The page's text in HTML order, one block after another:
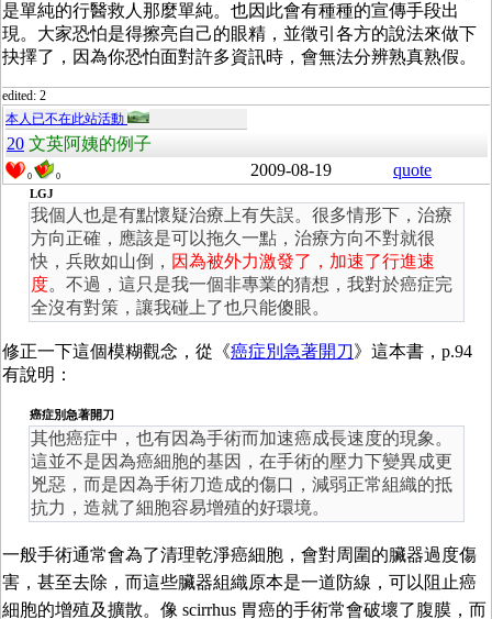
是單純的行醫救人那麼單純。也因此會有種種的宣傳手段出
現。大家恐怕是得擦亮自己的眼精，並徵引各方的說法來做下
抉擇了，因為你恐怕面對許多資訊時，會無法分辨熟真熟假。
edited: 2
本人已不在此站活動
20 文英阿姨的例子
0 0 2009-08-19 quote
LGJ
我個人也是有點懷疑治療上有失誤。很多情形下，治療
方向正確，應該是可以拖久一點，治療方向不對就很
快，兵敗如山倒， 因為被外力激發了，加速了行進速
度。不過，這只是我一個非專業的猜想，我對於癌症完
全沒有對策，讓我碰上了也只能傻眼。
修正一下這個模糊觀念，從《癌症別急著開刀》這本書，p.94
有說明：
癌症別急著開刀
其他癌症中，也有因為手術而加速癌成長速度的現象。
這並不是因為癌細胞的基因，在手術的壓力下變異成更
兇惡，而是因為手術刀造成的傷口，減弱正常組織的抵
抗力，造就了細胞容易增殖的好環境。
一般手術通常會為了清理乾淨癌細胞，會對周圍的臟器過度傷
害，甚至去除，而這些臟器組織原本是一道防線，可以阻止癌
細胞的增殖及擴散。像 scirrhus 胃癌的手術常會破壞了腹膜，而